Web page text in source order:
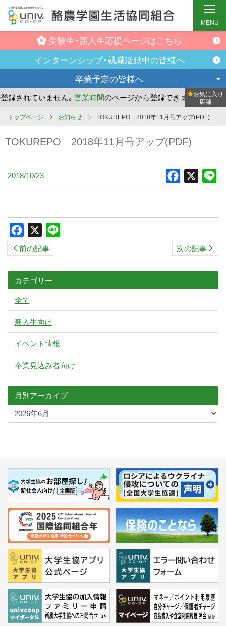
ン
コ
受験生・新入生応援ページはこちら
インターンシップ・就職活動中の皆様へ
卒業予定の皆様へ
されていません。営業時間のページから登録できます。お気に入り
店舗
MENU
トップページ お知らせ TOKUREPO 2018年11月号アップ(PDF)
TOKUREPO 2018年11月号アップ(PDF)
2018/10/23 Facebook
Facebook
前の記事 次の記事
カテゴリー
全て
新入生向け
イベント情報
卒業見込み者向け
月別アーカイブ